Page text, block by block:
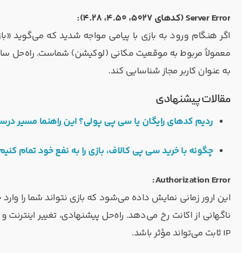
Server Error (کدهای 5027، 4.50، 4.28):
اگر هنگام ورود به بازی با پیامی مواجه شدید که می‌گوید
به عنوان کاربر مجاز شناسایی کند.
مقالات پیشنهادی
ردیم کدهای رایگان یا سی پی پولی؟ این راهنما مسیر
چگونه با خرید سی پی کالاف، بازی را به نفع خود تمام
Authorization Error:
این ارور زمانی نمایش داده می‌شود که بازی نتواند شما را
IP ثابت می‌تواند مؤثر باشد.